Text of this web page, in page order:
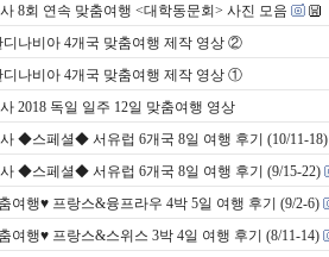
8회 연속 맞춤여행 <대학동문회> 사진 모음
디나비아 4개국 맞춤여행 제작 영상 ②
디나비아 4개국 맞춤여행 제작 영상 ①
2018 독일 일주 12일 맞춤여행 영상
◆스페셜◆ 서유럽 6개국 8일 여행 후기 (10/11-18)
◆스페셜◆ 서유럽 6개국 8일 여행 후기 (9/15-22)
여행♥ 프랑스&융프라우 4박 5일 여행 후기 (9/2-6)
여행♥ 프랑스&스위스 3박 4일 여행 후기 (8/11-14)